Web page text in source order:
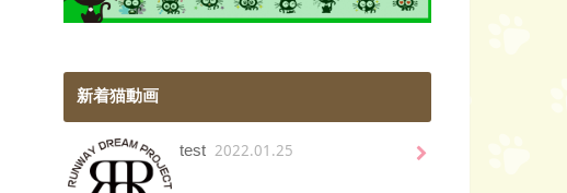
新着猫動画
test 2022.01.25